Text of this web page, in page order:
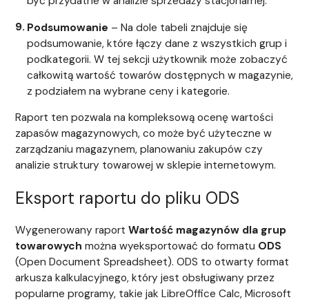
Podsumowanie – Na dole tabeli znajduje się
podsumowanie, które łączy dane z wszystkich grup i
podkategorii. W tej sekcji użytkownik może zobaczyć
całkowitą wartość towarów dostępnych w magazynie,
z podziałem na wybrane ceny i kategorie.
Raport ten pozwala na kompleksową ocenę wartości
zapasów magazynowych, co może być użyteczne w
zarządzaniu magazynem, planowaniu zakupów czy
analizie struktury towarowej w sklepie internetowym.
Eksport raportu do pliku ODS
Wygenerowany raportWartość magazynów dla grup
towarowych można wyeksportować do formatu ODS
(Open Document Spreadsheet). ODS to otwarty format
arkusza kalkulacyjnego, który jest obsługiwany przez
popularne programy, takie jak LibreOffice Calc, Microsoft